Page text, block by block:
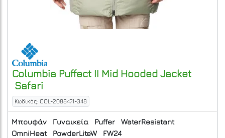
Columbia Puffect II Mid Hooded Jacket
Safari
Κωδικός: COL-2088471-348
Μπουφάν Γυναικεία Puffer
WaterResistant
OmniHeat
PowderLiteW
FW24